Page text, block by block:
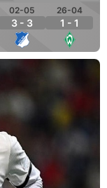
02-05
3 - 3
26-04
1 - 1